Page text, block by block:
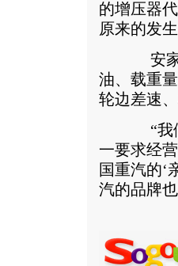
的增压器
原来的发
安家祥
油、载重量
轮边差速
“我们的
一要求经
国重汽的‘
汽的品牌